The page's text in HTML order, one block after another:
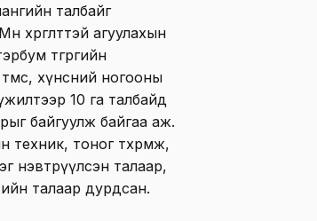
талбайг
хөргөлттэй агуулахын
төгрөгийн
хүнсний ногооны
10 га талбайд
байгуулж байгаа аж.
тоног төхөөрөмж,
нэвтрүүлсэн талаар,
талаар дурдсан.